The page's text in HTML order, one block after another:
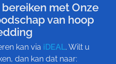
met Onze
van hoop
kan via iDEAL. Wilt u
dan kan dat naar: